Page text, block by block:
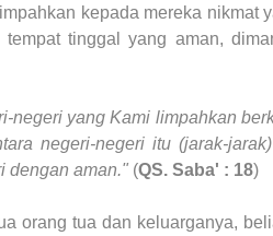
kepada mereka nikmat
tinggal yang aman,
negeri yang Kami limpahkan
negeri-negeri itu (jarak-
dengan aman." (QS. Saba' : 18)
orang tua dan keluarganya,